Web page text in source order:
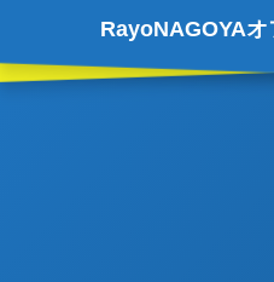
RayoNAGOYAオ